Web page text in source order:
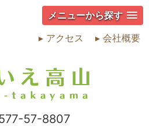
メニューから探す
▸ アクセス
▸ 会社概要
57-8807